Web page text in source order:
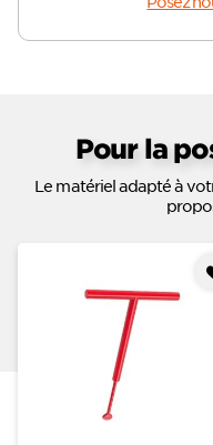
Pour la
Le matériel adapté à
à